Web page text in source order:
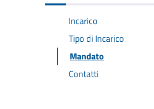
Incarico
Tipo di Incarico
Mandato
Contatti